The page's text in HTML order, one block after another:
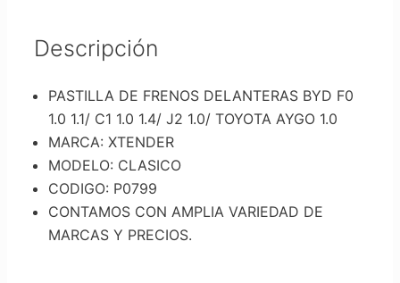
Descripción
PASTILLA DE FRENOS DELANTERAS BYD F0
1.0 1.1/ C1 1.0 1.4/ J2 1.0/ TOYOTA AYGO 1.0
MARCA: XTENDER
MODELO: CLASICO
CODIGO: P0799
CONTAMOS CON AMPLIA VARIEDAD DE
MARCAS Y PRECIOS.